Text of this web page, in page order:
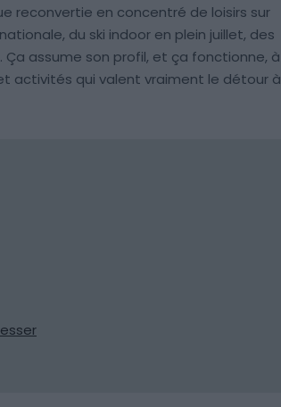
reconvertie en concentré de loisirs sur
du ski indoor en plein juillet, des
Ça assume son profil, et ça fonctionne, à
activités qui valent vraiment le détour à